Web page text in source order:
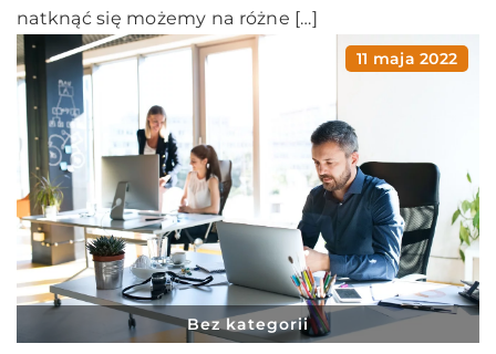
natknąć się możemy na różne […]
11 maja 2022
Bez kategorii